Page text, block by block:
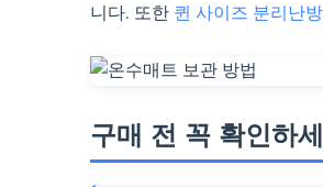
니다. 또한 퀸 사이즈 분리난
구매 전 꼭 확인하